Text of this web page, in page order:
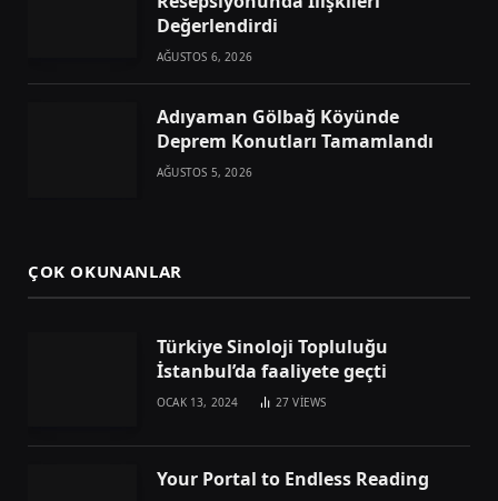
Değerlendirdi
AĞUSTOS 6, 2026
Adıyaman Gölbağ Köyünde
Deprem Konutları Tamamlandı
AĞUSTOS 5, 2026
ÇOK OKUNANLAR
Türkiye Sinoloji Topluluğu
İstanbul’da faaliyete geçti
OCAK 13, 2024 27VIEWS
Your Portal to Endless Reading